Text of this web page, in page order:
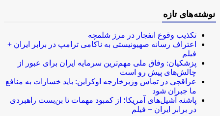
نوشته‌های تازه
تکذیب وقوع انفجار در مرز شلمچه
اعتراف رسانه صهیونیستی به ناکامی ترامپ در برابر ایران +
فیلم
پزشکیان: وفاق ملی مهم‌ترین سرمایه ایران برای عبور از
چالش‌های پیش رو است
عراقچی در تماس وزیرخارجه اوکراین: باید خسارات به منافع
ما جبران شود
پاشنه آشیل‌های آمریکا؛ از کمبود مهمات تا بن‌بست راهبردی
در برابر ایران + فیلم